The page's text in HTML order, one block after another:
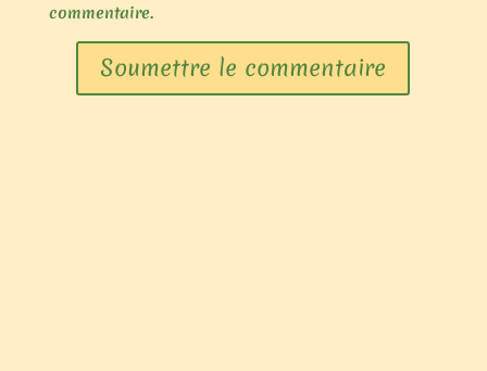
commentaire.
Soumettre le commentaire